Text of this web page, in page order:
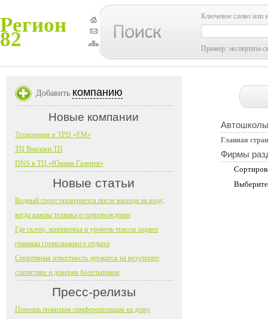
Регион
82
Ключевое слово или
Пример: экспертиза
Главная
Фирмы
Добавить компанию
Новые компании
Технопоинт в ТРЦ «FM»
ТЦ Виалаки ТП
DNS в ТЦ «Южная Галерея»
Новые статьи
Водный спорт проверяется после выхода на воду,
когда важны техника и сопровождение
Где склон, экипировка и уровень трассы задают
границы горнолыжного отдыха
Спортивная известность держится на результате,
статистике и доверии болельщиков
Пресс-релизы
Помощь пожилым симферопольцам на дому